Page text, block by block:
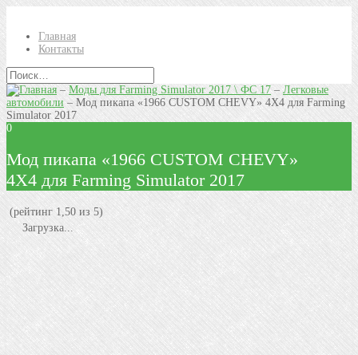
Главная
Контакты
–Моды для Farming Simulator 2017 \ ФС 17– Легковые
автомобили– Мод пикапа «1966 CUSTOM CHEVY» 4X4 для Farming
Simulator 2017
0
Мод пикапа «1966 CUSTOM CHEVY»
4X4 для Farming Simulator 2017
(рейтинг 1,50 из 5)
Загрузка...